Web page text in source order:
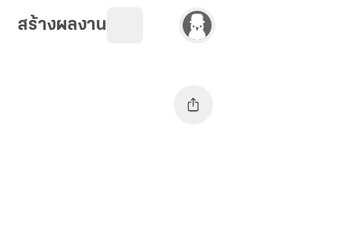
สร้างผลงาน